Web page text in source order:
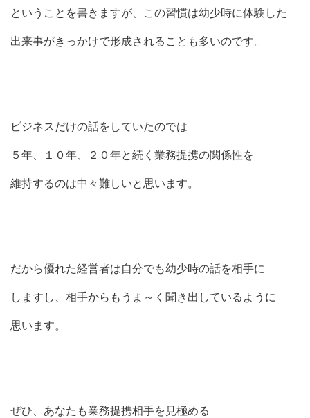
ということを書きますが、この習慣は幼少時に体験した
出来事がきっかけで形成されることも多いのです。
ビジネスだけの話をしていたのでは
５年、１０年、２０年と続く業務提携の関係性を
維持するのは中々難しいと思います。
だから優れた経営者は自分でも幼少時の話を相手に
しますし、相手からもうま～く聞き出しているように
思います。
ぜひ、あなたも業務提携相手を見極める